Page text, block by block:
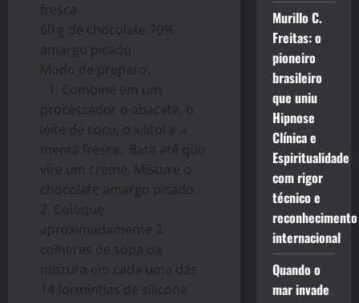
fresca
60 g de chocolate 70%
amargo picado
Modo de preparo:
1. Combine em um
processador o abacate, o
leite de coco, o xilitol e a
menta fresca. Bata até que
vire um creme. Misture o
chocolate amargo picado.
2. Coloque
aproximadamente 2
colheres de sopa da
mistura em cada uma das
14 forminhas de silicone
Murillo C.
Freitas: o
pioneiro
brasileiro
que uniu
Hipnose
Clínica e
Espiritualidade
com rigor
técnico e
reconhecimento
internacional
Quando o
mar invade